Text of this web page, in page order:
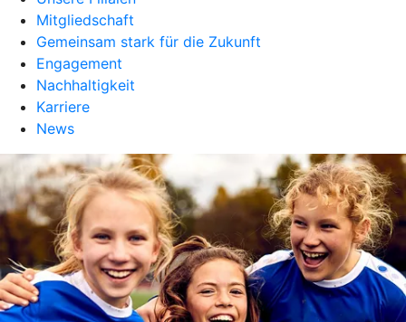
Mitgliedschaft
Gemeinsam stark für die Zukunft
Engagement
Nachhaltigkeit
Karriere
News